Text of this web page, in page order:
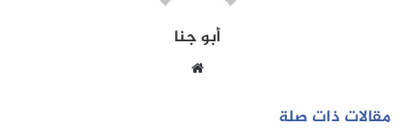
أبو جنا
مقالات ذات صلة